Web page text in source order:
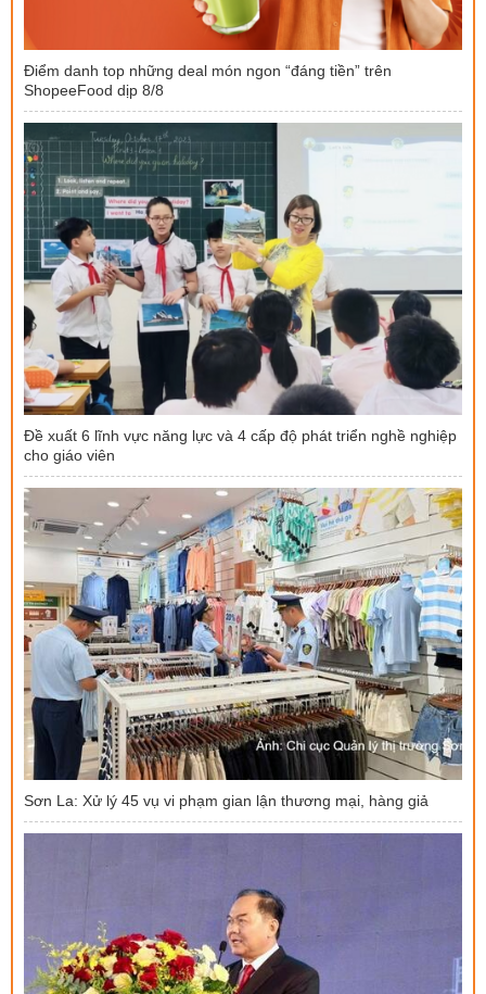
Điểm danh top những deal món ngon “đáng tiền” trên
ShopeeFood dịp 8/8
Đề xuất 6 lĩnh vực năng lực và 4 cấp độ phát triển nghề nghiệp
cho giáo viên
Sơn La: Xử lý 45 vụ vi phạm gian lận thương mại, hàng giả